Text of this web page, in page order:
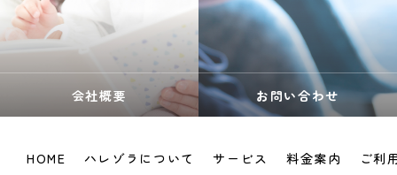
会社概要 お問い合わせ
HOME ハレゾラについて サービス 料金案内 ご利